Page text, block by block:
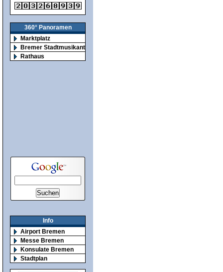
360° Panoramen
Marktplatz
Bremer Stadtmusikanten
Rathaus
Info
Airport Bremen
Messe Bremen
Konsulate Bremen
Stadtplan